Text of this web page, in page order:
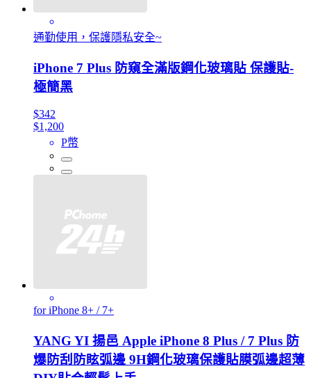
通勤使用，保護隱私安全~
iPhone 7 Plus 防窺全滿版鋼化玻璃貼 保護貼-
極簡黑
$342
$1,200
P幣
for iPhone 8+ / 7+
YANG YI 揚邑 Apple iPhone 8 Plus / 7 Plus 防
爆防刮防眩弧邊 9H鋼化玻璃保護貼膜弧邊超薄